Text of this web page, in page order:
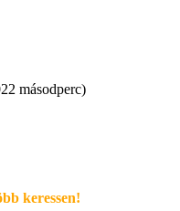
másodperc)
keressen!